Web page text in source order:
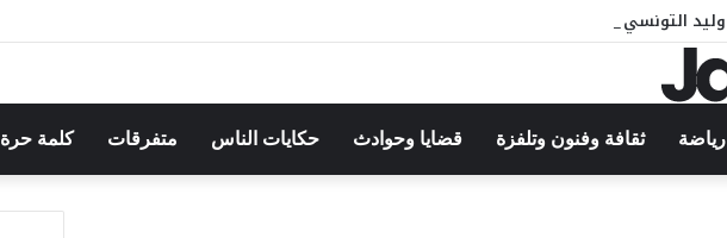
وليد التونسي في مهرجان بوقرنين: سهرة تحتفي بالموروث الشعبي وصالح الفرزيط في البال
رياضة ثقافة وفنون وتلفزة قضايا وحوادث حكايات الناس متفرقات كلمة حرة